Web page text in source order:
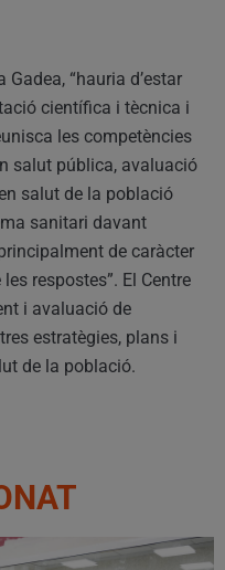
“hauria d’estar
científica i tècnica i
les competències
salut pública, avaluació
salut de la població
sanitari davant
de caràcter
respostes”. El Centre
i avaluació de
estratègies, plans i
de la població.